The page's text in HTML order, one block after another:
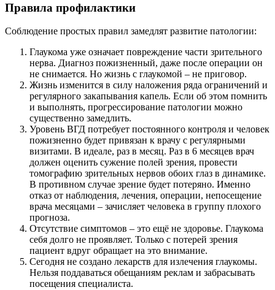
Правила профилактики
Соблюдение простых правил замедлят развитие патологии:
Глаукома уже означает повреждение части зрительного
нерва. Диагноз пожизненный, даже после операции он
не снимается. Но жизнь с глаукомой – не приговор.
Жизнь изменится в силу наложения ряда ограничений и
регулярного закапывания капель. Если об этом помнить
и выполнять, прогрессирование патологии можно
существенно замедлить.
Уровень ВГД потребует постоянного контроля и человек
пожизненно будет привязан к врачу с регулярными
визитами. В идеале, раз в месяц. Раз в 6 месяцев врач
должен оценить сужение полей зрения, провести
томографию зрительных нервов обоих глаз в динамике.
В противном случае зрение будет потеряно. Именно
отказ от наблюдения, лечения, операции, непосещение
врача месяцами – зачисляет человека в группу плохого
прогноза.
Отсутствие симптомов – это ещё не здоровье. Глаукома
себя долго не проявляет. Только с потерей зрения
пациент вдруг обращает на это внимание.
Сегодня не создано лекарств для излечения глаукомы.
Нельзя поддаваться обещаниям реклам и забрасывать
посещения специалиста.